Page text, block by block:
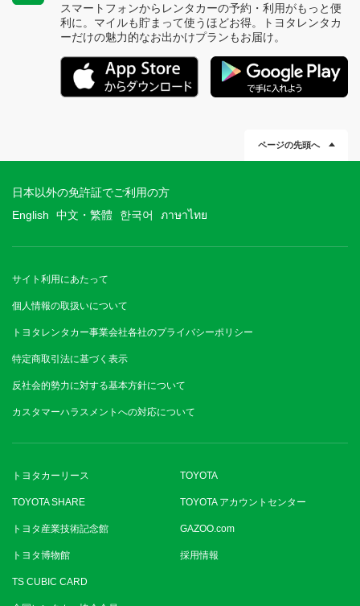
スマートフォンからレンタカーの予約・利用がもっと便
利に。マイルも貯まって使うほどお得。トヨタレンタカ
ーだけの魅力的なお出かけプランもお届け。
ページの先頭へ
日本以外の免許証でご利用の方
English
中文・繁體 한국어 ภาษาไทย
サイト利用にあたって
個人情報の取扱いについて
トヨタレンタカー事業会社各社のプライバシーポリシー
特定商取引法に基づく表示
反社会的勢力に対する基本方針について
カスタマーハラスメントへの対応について
トヨタカーリース TOYOTA
TOYOTA SHARE TOYOTA アカウントセンター
トヨタ産業技術記念館 GAZOO.com
トヨタ博物館 採用情報
TS CUBIC CARD